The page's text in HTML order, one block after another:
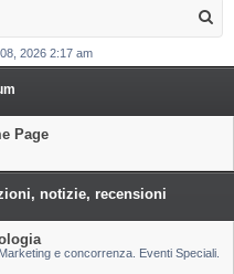
a
2026 2:17 am
Page
notizie, recensioni
e concorrenza. Eventi Speciali.